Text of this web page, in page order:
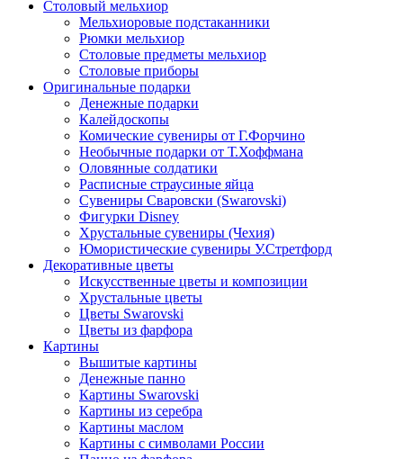
Столовый мельхиор
Мельхиоровые подстаканники
Рюмки мельхиор
Столовые предметы мельхиор
Столовые приборы
Оригинальные подарки
Денежные подарки
Калейдоскопы
Комические сувениры от Г.Форчино
Необычные подарки от Т.Хоффмана
Оловянные солдатики
Расписные страусиные яйца
Сувениры Сваровски (Swarovski)
Фигурки Disney
Хрустальные сувениры (Чехия)
Юмористические сувениры У.Стретфорд
Декоративные цветы
Искусственные цветы и композиции
Хрустальные цветы
Цветы Swarovski
Цветы из фарфора
Картины
Вышитые картины
Денежные панно
Картины Swarovski
Картины из серебра
Картины маслом
Картины с символами России